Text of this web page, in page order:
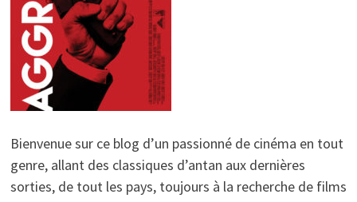
Bienvenue sur ce blog d’un passionné de cinéma en tout
genre, allant des classiques d’antan aux dernières
sorties, de tout les pays, toujours à la recherche de films